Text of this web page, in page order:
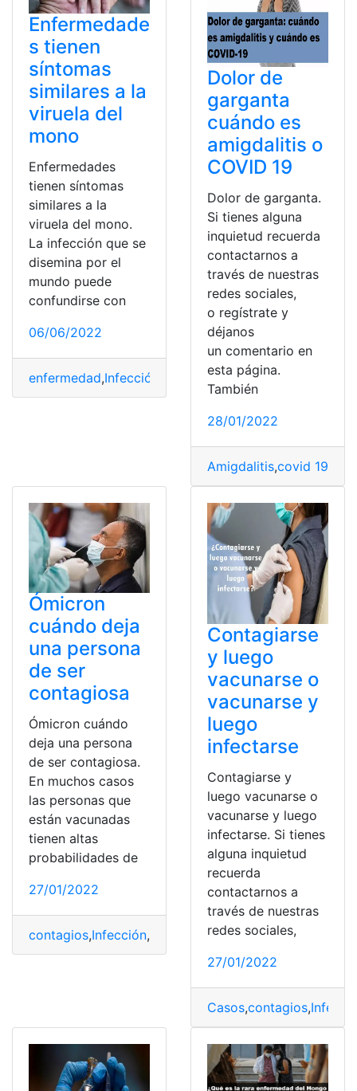
Enfermedade
s tienen
síntomas
similares a la
viruela del
mono
Enfermedades
tienen síntomas
similares a la
viruela del mono.
La infección que se
disemina por el
mundo puede
confundirse con
06/06/2022
enfermedad,Infección Salud Síntomas
Dolor de
garganta
cuándo es
amigdalitis o
COVID 19
Dolor de garganta.
Si tienes alguna
inquietud recuerda
contactarnos a
través de nuestras
redes sociales,
o regístrate y
déjanos
un comentario en
esta página.
También
28/01/2022
Amigdalitis,covid 19
Ómicron
cuándo deja
una persona
de ser
contagiosa
Ómicron cuándo
deja una persona
de ser contagiosa.
En muchos casos
las personas que
están vacunadas
tienen altas
probabilidades de
27/01/2022
contagios,Infección, Reino Unido,Síntomas
Contagiarse
y luego
vacunarse o
vacunarse y
luego
infectarse
Contagiarse y
luego vacunarse o
vacunarse y luego
infectarse. Si tienes
alguna inquietud
recuerda
contactarnos a
través de nuestras
redes sociales,
27/01/2022
Casos,contagios,